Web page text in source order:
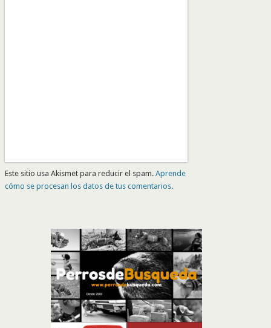
Este sitio usa Akismet para reducir el spam. Aprende
cómo se procesan los datos de tus comentarios.